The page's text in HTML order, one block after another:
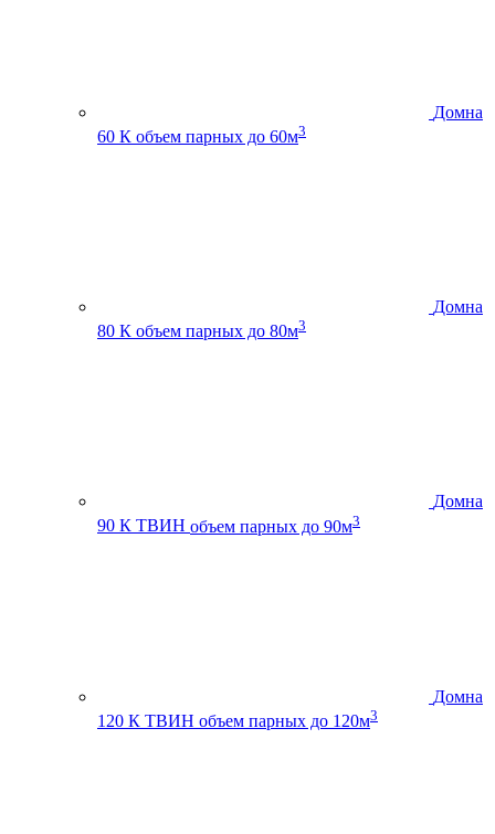
Домна
60 К объем парных до 60м3
Домна
80 К объем парных до 80м3
Домна
90 К ТВИН объем парных до 90м3
Домна
120 К ТВИН объем парных до 120м3